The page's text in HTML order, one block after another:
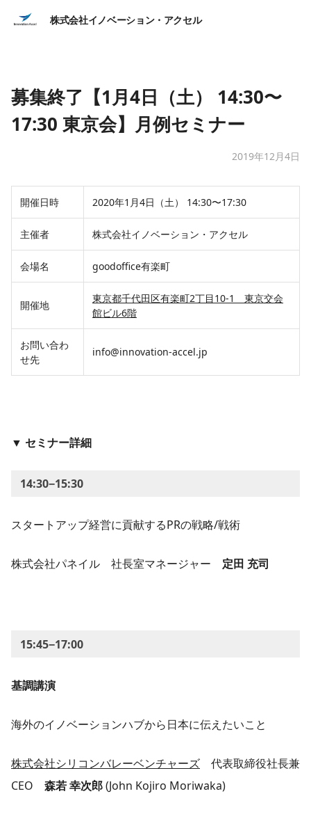
株式会社イノベーション・アクセル
募集終了【1月4日（土） 14:30〜
17:30 東京会】月例セミナー
2019年12月4日
​​開催日時​ ​​​2020年1月4日（土） 14:30〜17:30​
​​​​主催者 ​​株式会社イノベーション・アクセル
​​​​​​​会場名 ​​​goodoffice有楽町
​​​​開催地
​​​​​​​東京都千代田区有楽町2丁目10-1 東京交会
館ビル6階
​​​​​​お問い合わ
せ先
​​​​​​info@innovation-accel.jp
▼ セミナー詳細
14:30−15:30​
スタートアップ経営に貢献するPRの戦略/戦術
株式会社パネイル 社長室マネージャー 定田 充司
15:45−17:00
基調講演
海外のイノベーションハブから日本に伝えたいこと
株式会社シリコンバレーベンチャーズ 代表取締役社長兼
CEO 森若 幸次郎(John Kojiro Moriwaka)